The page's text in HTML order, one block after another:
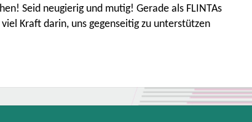
Seid neugierig und mutig! Gerade als FLINTAs
Kraft darin, uns gegenseitig zu unterstützen